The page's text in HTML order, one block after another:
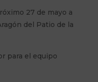
27 de mayo a
del Patio de la
para el equipo